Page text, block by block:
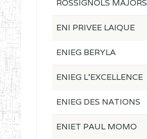
ROSSIGNOLS MAJORS
ENI PRIVEE LAIQUE
ENIEG BERYLA
ENIEG L'EXCELLENCE
ENIEG DES NATIONS
ENIET PAUL MOMO